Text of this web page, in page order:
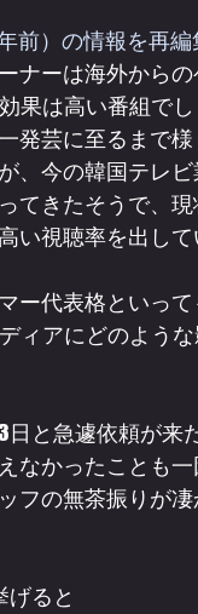
前）の情報を再編
ナーは海外から
果は高い番組で
発芸に至るまで
、今の韓国テレ
てきたそうで、
い視聴率を出して
ー代表格といっ
ィアにどのよう
と急遽依頼が来
なかったことも
フの無茶振りが
げると